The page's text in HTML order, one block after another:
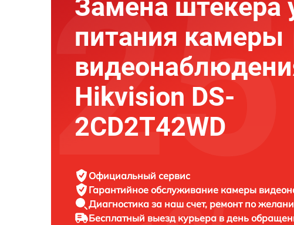
Замена штекера
питания камеры
Hikvision DS-
2CD2T42WD
Официальный сервис
Гарантийное обслуживание камеры
Диагностика за наш счет, ремонт по
Бесплатный выезд курьера в день